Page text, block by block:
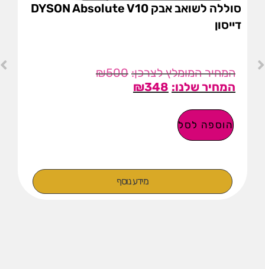
סוללה לשואב אבק DYSON Absolute V10
דייסון
₪500
₪348
הוספה לסל
מידע נוסף